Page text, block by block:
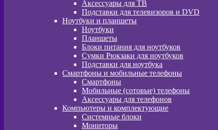
Аксессуары для ТВ
Подставки для телевизоров и DVD
Ноутбуки и планшеты
Ноутбуки
Планшеты
Блоки питания для ноутбуков
Сумки Рюкзаки для ноутбуков
Подставки для ноутбука
Смартфоны и мобильные телефоны
Смартфоны
Мобильные (сотовые) телефоны
Аксессуары для телефонов
Компьютеры и комплектующие
Системные блоки
Мониторы